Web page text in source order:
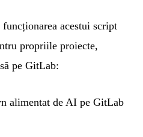
acestui script
propriile proiecte,
pe GitLab:
alimentat de AI pe GitLab